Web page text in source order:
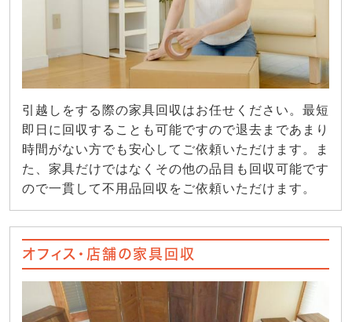
引越しをする際の家具回収はお任せください。最短
即日に回収することも可能ですので退去まであまり
時間がない方でも安心してご依頼いただけます。ま
た、家具だけではなくその他の品目も回収可能です
ので一貫して不用品回収をご依頼いただけます。
オフィス・店舗の家具回収